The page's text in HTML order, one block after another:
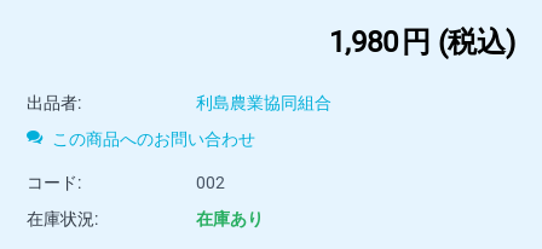
1,980 円 (税込)
出品者:
利島農業協同組合
この商品へのお問い合わせ
コード:
002
在庫状況:
在庫あり